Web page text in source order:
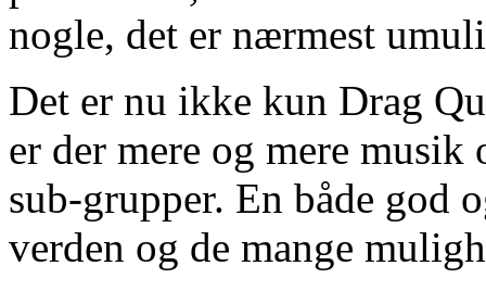
nogle, det er nærmest
Det er nu ikke kun Drag
er der mere og mere
sub-grupper. En både god
verden og de mange